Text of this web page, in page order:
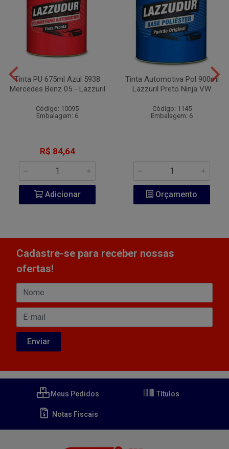
Tinta PU 675ml Azul 5938
Mercedes Benz 05 - Lazzuril
Código: 10095
Embalagem: 6
R$ 84,64
Adicionar
Tinta Automotiva Pol 900ml
Lazzuril Preto Ninja VW
Código: 1145
Embalagem: 6
Orçamento
Cadastre-se para receber nossas
ofertas!
Meus Pedidos Títulos
Notas Fiscais